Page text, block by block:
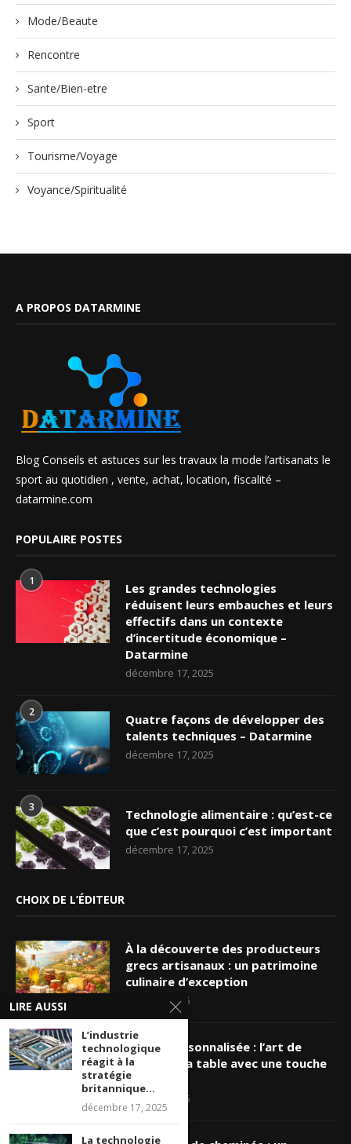
Mode/Beaute
Rencontre
Sante/Bien-etre
Sport
Tourisme/Voyage
Voyance/Spiritualité
A PROPOS DATARMINE
Blog Conseils et astuces sur les travaux la mode l’artisanats le
sport au quotidien , vente, achat, location, fiscalité –
datarmine.com
POPULAIRE POSTES
1
Les grandes technologies
réduisent leurs embauches et leurs
effectifs dans un contexte
d’incertitude économique –
Datarmine
décembre 17, 2025
2
Quatre façons de développer des
talents techniques – Datarmine
décembre 17, 2025
3
Technologie alimentaire : qu’est-ce
que c’est pourquoi c’est important
décembre 17, 2025
CHOIX DE L’ÉDITEUR
À la découverte des producteurs
grecs artisanaux : un patrimoine
culinaire d’exception
mars 19, 2026
Nappe personnalisée : l’art de
sublimer sa table avec une touche
unique
mars 16, 2026
LIRE AUSSI
L’industrie
technologique
réagit à la
stratégie
britannique...
décembre 17, 2025
La technologie